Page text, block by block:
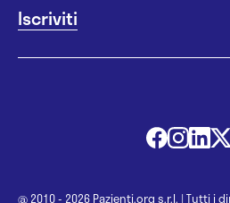
@ 2010 - 2026 Pazienti.org s.r.l. | Tutti i